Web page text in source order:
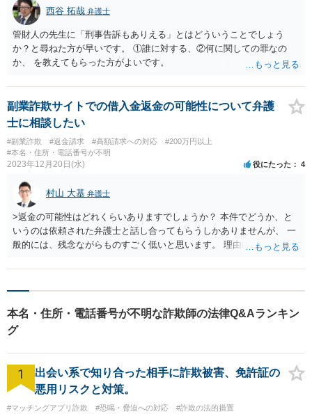
西谷 拓哉 弁護士
管財人の先生に「刑事告訴もありえる」とはどういうことでしょう
か？と尋ねた方が早いです。 ①誰に対する、②何に関しての罪なの
か、 を教えてもらった方がよいです。
副業詐欺サイトでの借入金返金の可能性について弁護
士に相談したい
#副業詐欺 #返金請求 #高額請求への対応
#200万円以上
#本名・住所・電話番号が不明
2023年12月20日(水) 役にたった 4
村山 大基 弁護士
>返金の可能性はどれくらいありますでしょうか？ 本件でどうか、と
いうのは依頼された弁護士と話し合ってもらうしかありませんが、 一
般的には、残念ながらものすごく低いと思います。 理由は、詐欺師
ておこう」と 考えることが多いからです。 弁護士を通じて何か手続き
返されないように財産隠しをすると予想されます。 そのため、一般的
には取り戻しは難しいことが多いです。 もしかすると、本件では何か
頼した弁護士によく聞いてみましょう。
本名・住所・電話番号が不明な詐欺師の法律Q&Aランキン
グ
1
出会い系で知り合った相手に詐欺被害、免許証の
悪用リスクと対策。
#マッチングアプリ詐欺 #恐喝・脅迫への対応
#詐欺の法的措置